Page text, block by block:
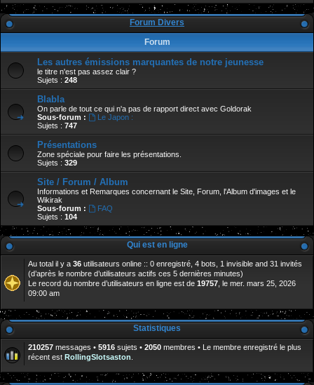
Forum Divers
Forum
Les autres émissions marquantes de notre jeunesse
le titre n'est pas assez clair ?
Sujets : 248
Blabla
On parle de tout ce qui n'a pas de rapport direct avec Goldorak
Sous-forum :
Le Japon :
Sujets : 747
Présentations
Zone spéciale pour faire les présentations.
Sujets : 329
Site / Forum / Album
Informations et Remarques concernant le Site, Forum, l'Album d'images et le
Wikirak
Sous-forum :
FAQ
Sujets : 104
Qui est en ligne
Au total il y a 36 utilisateurs online :: 0 enregistré, 4 bots, 1 invisible and 31 invités
(d’après le nombre d’utilisateurs actifs ces 5 dernières minutes)
Le record du nombre d’utilisateurs en ligne est de 19757 , le mer. mars 25, 2026
09:00 am
Statistiques
210257 messages • 5916 sujets • 2050 membres • Le membre enregistré le plus
récent est RollingSlotsaston